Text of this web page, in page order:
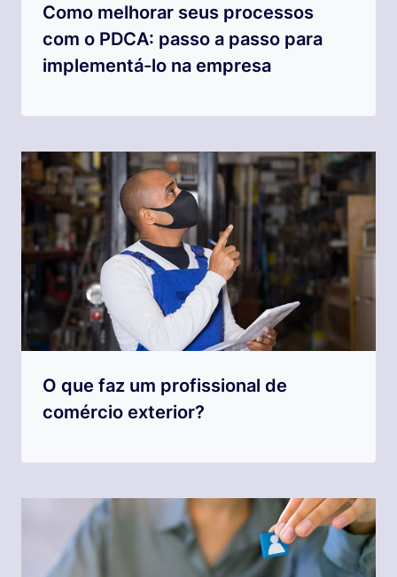
Como melhorar seus processos
com o PDCA: passo a passo para
implementá-lo na empresa
O que faz um profissional de
comércio exterior?